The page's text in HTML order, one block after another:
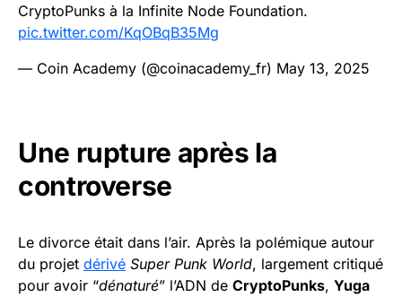
CryptoPunks à la Infinite Node Foundation.
pic.twitter.com/KqOBqB35Mg
— Coin Academy (@coinacademy_fr) May 13, 2025
Une rupture après la
controverse
Le divorce était dans l’air. Après la polémique autour
du projet dérivé Super Punk World, largement critiqué
pour avoir “dénaturé” l’ADN de CryptoPunks, Yuga